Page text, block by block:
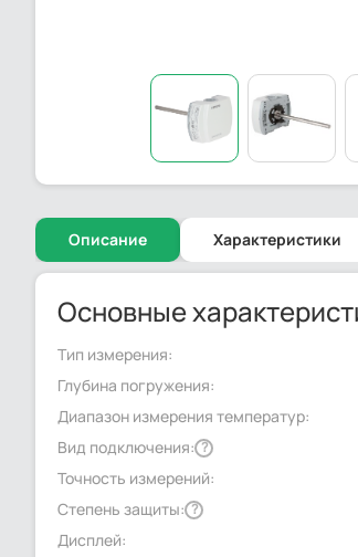
Описание Характеристики
Основные
Тип измерения:
Глубина погружения:
Диапазон измерения температур:
Вид подключения: ?
Точность измерений:
Степень защиты: ?
Дисплей: